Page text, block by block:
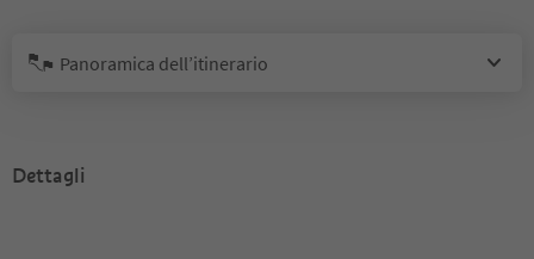
Panoramica dell’itinerario
Dettagli